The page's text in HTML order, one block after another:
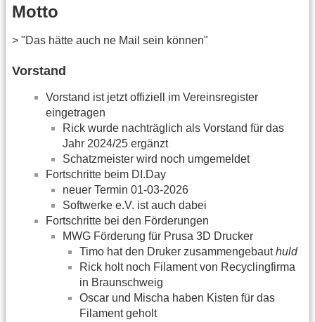
Motto
> "Das hätte auch ne Mail sein können"
Vorstand
Vorstand ist jetzt offiziell im Vereinsregister
eingetragen
Rick wurde nachträglich als Vorstand für das
Jahr 2024/25 ergänzt
Schatzmeister wird noch umgemeldet
Fortschritte beim DI.Day
neuer Termin 01-03-2026
Softwerke e.V. ist auch dabei
Fortschritte bei den Förderungen
MWG Förderung für Prusa 3D Drucker
Timo hat den Druker zusammengebauthuld
Rick holt noch Filament von Recyclingfirma
in Braunschweig
Oscar und Mischa haben Kisten für das
Filament geholt